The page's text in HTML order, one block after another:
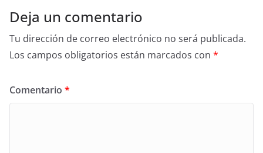
Deja un comentario
Tu dirección de correo electrónico no será publicada.
Los campos obligatorios están marcados con *
Comentario *